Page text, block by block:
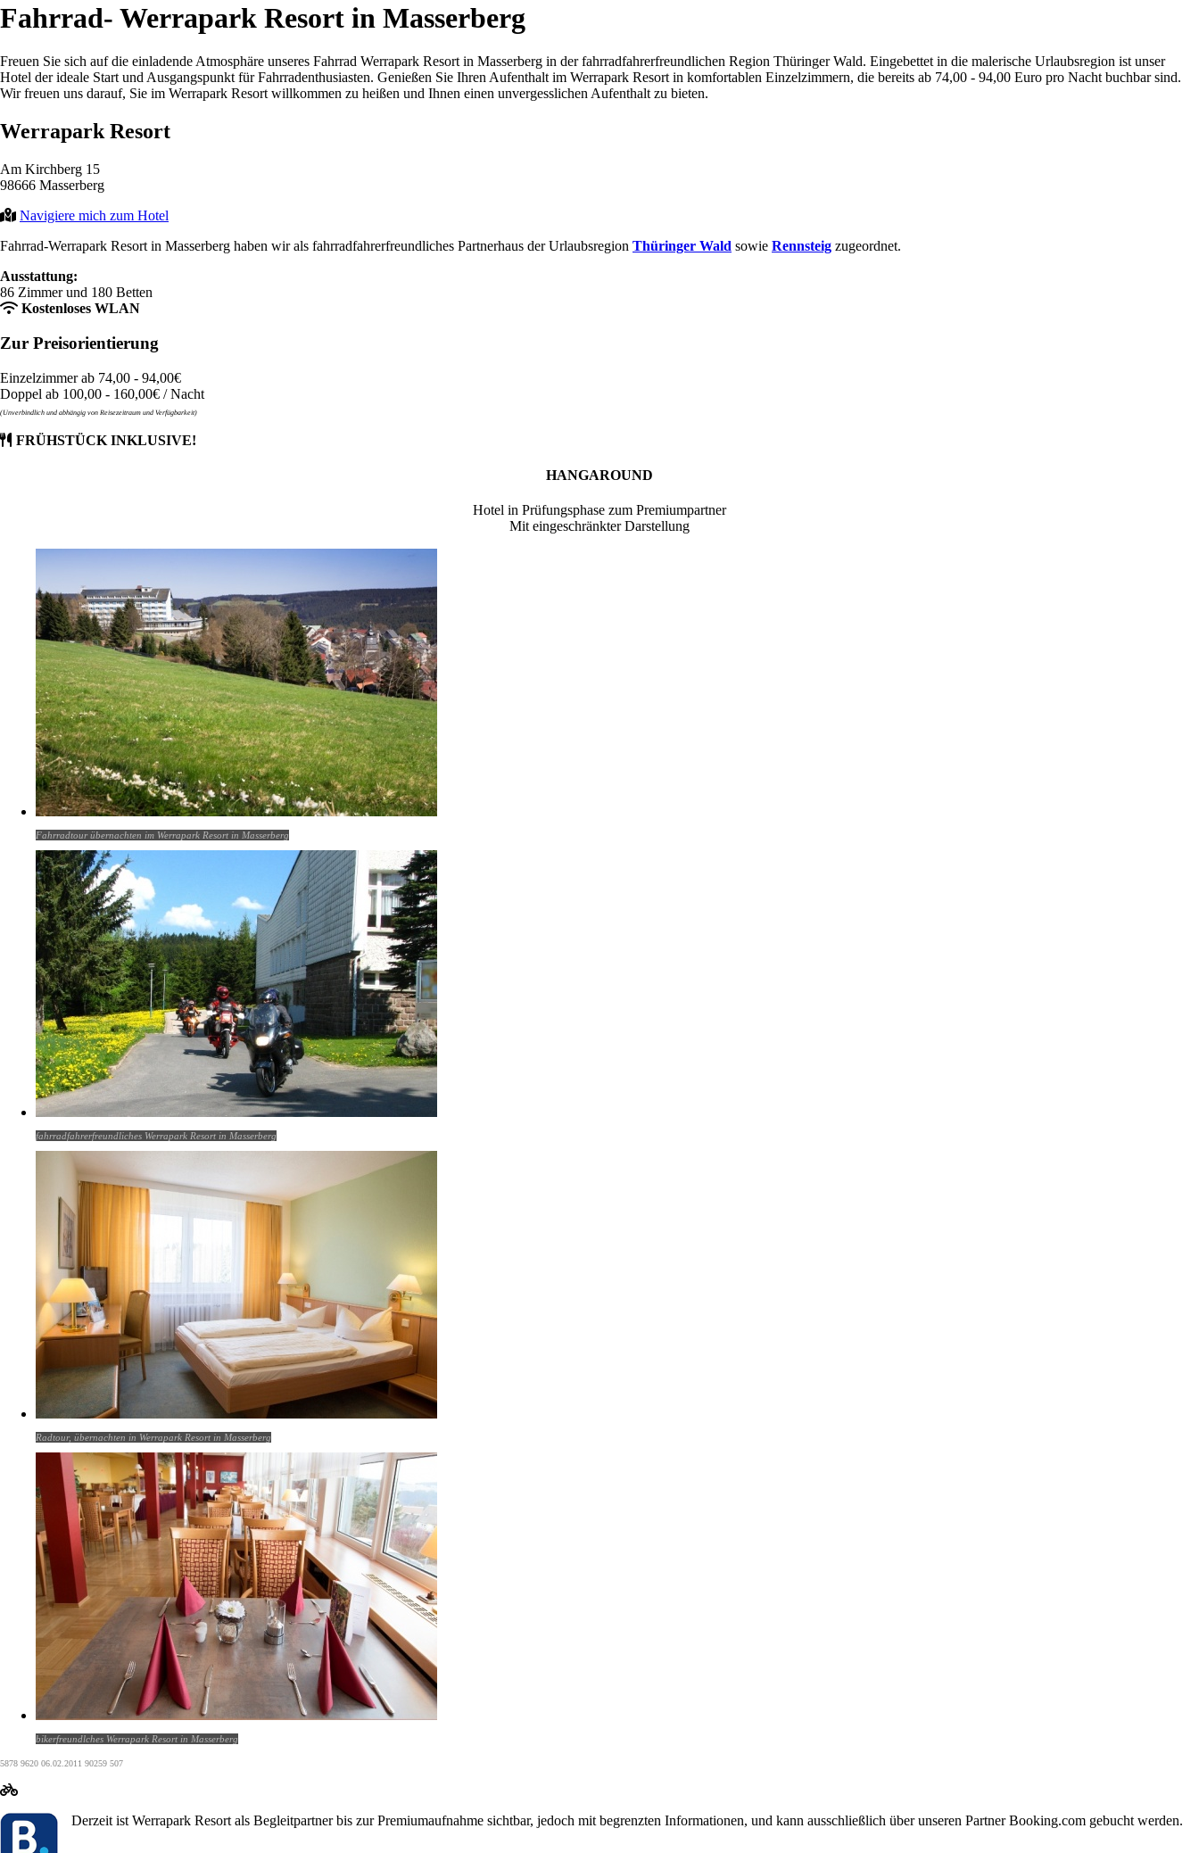
Fahrrad- Werrapark Resort in Masserberg
Freuen Sie sich auf die einladende Atmosphäre unseres Fahrrad Werrapark Resort in Masserberg in der fahrradfahrerfreundlichen Region Thüringer Wald. Eingebettet in die malerische Urlaubsregion ist unser
Hotel der ideale Start und Ausgangspunkt für Fahrradenthusiasten. Genießen Sie Ihren Aufenthalt im Werrapark Resort in komfortablen Einzelzimmern, die bereits ab 74,00 - 94,00 Euro pro Nacht buchbar sind.
Wir freuen uns darauf, Sie im Werrapark Resort willkommen zu heißen und Ihnen einen unvergesslichen Aufenthalt zu bieten.
Werrapark Resort
Am Kirchberg 15
98666 Masserberg
Navigiere mich zum Hotel
Fahrrad-Werrapark Resort in Masserberg haben wir als fahrradfahrerfreundliches Partnerhaus der Urlaubsregion Thüringer Wald sowie Rennsteig zugeordnet.
Ausstattung:
86 Zimmer und 180 Betten
Kostenloses WLAN
Zur Preisorientierung
Einzelzimmer ab 74,00 - 94,00€
Doppel ab 100,00 - 160,00€ / Nacht
(Unverbindlich und abhängig von Reisezeitraum und Verfügbarkeit)
FRÜHSTÜCK INKLUSIVE!
HANGAROUND
Hotel in Prüfungsphase zum Premiumpartner
Mit eingeschränkter Darstellung
Fahrradtour übernachten im Werrapark Resort in Masserberg
fahrradfahrerfreundliches Werrapark Resort in Masserberg
Radtour, übernachten in Werrapark Resort in Masserberg
bikerfreundlches Werrapark Resort in Masserberg
5878 9620 06.02.2011 90259 507
Derzeit ist Werrapark Resort als Begleitpartner bis zur Premiumaufnahme sichtbar, jedoch mit begrenzten Informationen, und kann ausschließlich über unseren Partner Booking.com gebucht werden.